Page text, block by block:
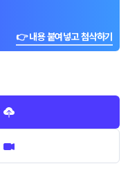
👉 내용 붙여넣고 첨삭하기